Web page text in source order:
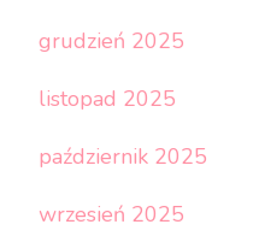
grudzień 2025
listopad 2025
październik 2025
wrzesień 2025